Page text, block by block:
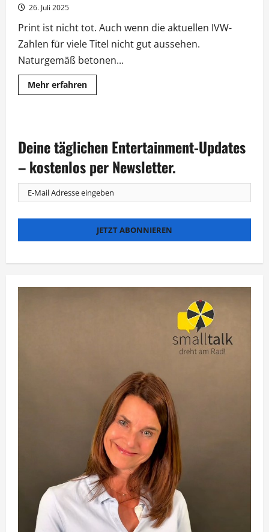
26. Juli 2025
Print ist nicht tot. Auch wenn die aktuellen IVW-
Zahlen für viele Titel nicht gut aussehen.
Naturgemäß betonen...
Mehr erfahrenMehr
Informationen
lebt!
Deine täglichen Entertainment-Updates
– kostenlos per Newsletter.